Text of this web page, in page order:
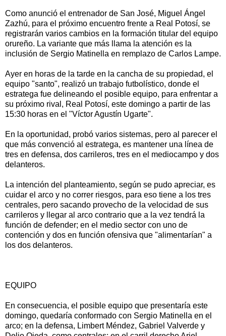
Como anunció el entrenador de San José, Miguel Ángel
Zazhú, para el próximo encuentro frente a Real Potosí, se
registrarán varios cambios en la formación titular del equipo
orureño. La variante que más llama la atención es la
inclusión de Sergio Matinella en remplazo de Carlos Lampe.
Ayer en horas de la tarde en la cancha de su propiedad, el
equipo "santo", realizó un trabajo futbolístico, donde el
estratega fue delineando el posible equipo, para enfrentar a
su próximo rival, Real Potosí, este domingo a partir de las
15:30 horas en el "Víctor Agustín Ugarte".
En la oportunidad, probó varios sistemas, pero al parecer el
que más convenció al estratega, es mantener una línea de
tres en defensa, dos carrileros, tres en el mediocampo y dos
delanteros.
La intención del planteamiento, según se pudo apreciar, es
cuidar el arco y no correr riesgos, para eso tiene a los tres
centrales, pero sacando provecho de la velocidad de sus
carrileros y llegar al arco contrario que a la vez tendrá la
función de defender; en el medio sector con uno de
contención y dos en función ofensiva que "alimentarían" a
los dos delanteros.
EQUIPO
En consecuencia, el posible equipo que presentaría este
domingo, quedaría conformado con Sergio Matinella en el
arco; en la defensa, Limbert Méndez, Gabriel Valverde y